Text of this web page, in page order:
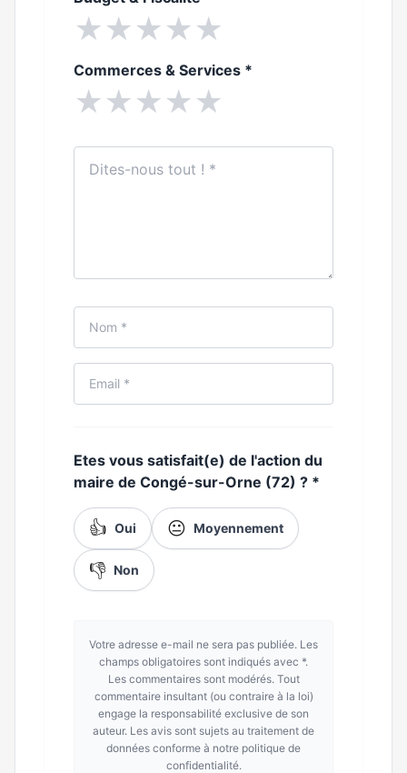
★★★★★
Commerces & Services *
★★★★★
Etes vous satisfait(e) de l'action du
maire de Congé-sur-Orne (72) ? *
👍 Oui 😐 Moyennement
👎 Non
Votre adresse e-mail ne sera pas publiée. Les
champs obligatoires sont indiqués avec *.
Les commentaires sont modérés. Tout
commentaire insultant (ou contraire à la loi)
engage la responsabilité exclusive de son
auteur. Les avis sont sujets au traitement de
données conforme à notre politique de
confidentialité.